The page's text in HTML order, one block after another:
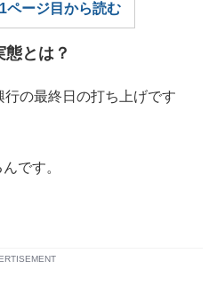
ページ目から読む
態とは？
の最終日の打ち上げです
です。